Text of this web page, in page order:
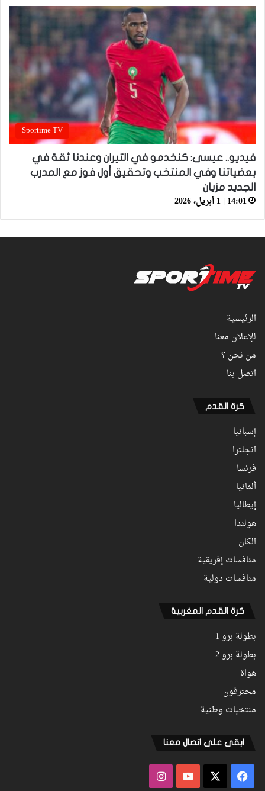
Sportime TV
فيديو.. عيسى: كنخدمو في التيران وعندنا ثقة في
بعضياتنا وفي المنتخب وتحقيق أول فوز مع المدرب
الجديد مزيان
14:01 | 1 أبريل، 2026
الرئيسية
للإعلان معنا
من نحن ؟
اتصل بنا
كرة القدم
إسبانيا
انجلترا
فرنسا
ألمانيا
إيطاليا
هولندا
الكان
منافسات إفريقية
منافسات دولية
كرة القدم المغربية
بطولة برو 1
بطولة برو 2
هواة
محترفون
منتخبات وطنية
ابقى على اتصال معنا
فيسبوك ‫YouTubeانستقرام